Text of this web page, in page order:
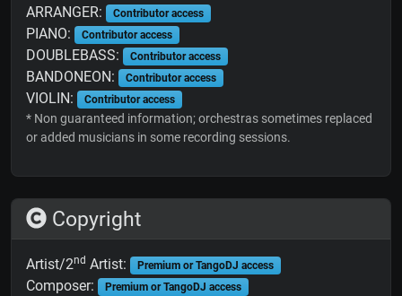
ARRANGER: Contributor access
PIANO: Contributor access
DOUBLEBASS: Contributor access
BANDONEON: Contributor access
VIOLIN: Contributor access
* Non guaranteed information; orchestras sometimes replaced
or added musicians in some recording sessions.
Copyright
Artist/2nd Artist: Premium or TangoDJ access
Composer: Premium or TangoDJ access